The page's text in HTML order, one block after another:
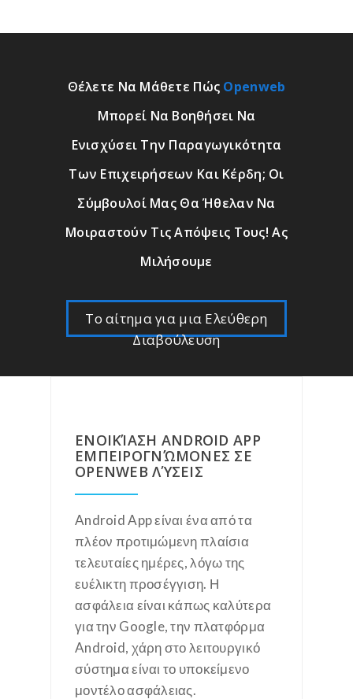
Θέλετε Να Μάθετε Πώς Openweb
Μπορεί Να Βοηθήσει Να
Ενισχύσει Την Παραγωγικότητα
Των Επιχειρήσεων Και Κέρδη; Οι
Σύμβουλοί Μας Θα Ήθελαν Να
Μοιραστούν Τις Απόψεις Τους! Ας
Μιλήσουμε
Το αίτημα για μια Ελεύθερη
Διαβούλευση
ΕΝΟΙΚΊΑΣΗ ANDROID APP
ΕΜΠΕΙΡΟΓΝΏΜΟΝΕΣ ΣΕ
OPENWEB ΛΎΣΕΙΣ
Android App είναι ένα από τα
πλέον προτιμώμενη πλαίσια
τελευταίες ημέρες, λόγω της
ευέλικτη προσέγγιση. Η
ασφάλεια είναι κάπως καλύτερα
για την Google, την πλατφόρμα
Android, χάρη στο λειτουργικό
σύστημα είναι το υποκείμενο
μοντέλο ασφάλειας.